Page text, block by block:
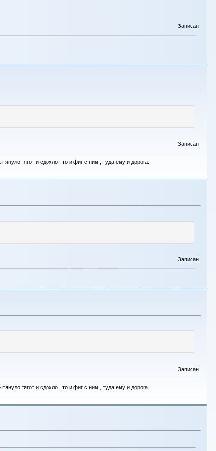
Записан
Записан
тягот и сдохло , то и фиг с ним , туда ему и дорога.
Записан
Записан
тягот и сдохло , то и фиг с ним , туда ему и дорога.